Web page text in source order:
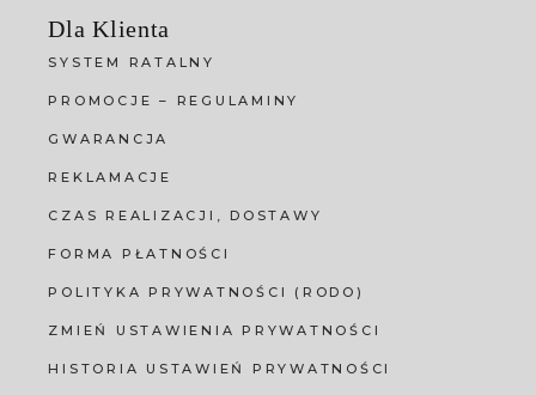
Dla Klienta
SYSTEM RATALNY
PROMOCJE – REGULAMINY
GWARANCJA
REKLAMACJE
CZAS REALIZACJI, DOSTAWY
FORMA PŁATNOŚCI
POLITYKA PRYWATNOŚCI (RODO)
ZMIEŃ USTAWIENIA PRYWATNOŚCI
HISTORIA USTAWIEŃ PRYWATNOŚCI